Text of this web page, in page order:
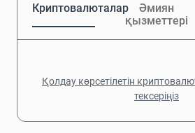
Криптовалюталар
Әмиян
қызметтері
Қолдау көрсетілетін
тексеріңіз